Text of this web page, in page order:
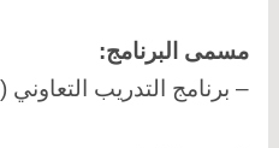
مسمى البرنامج:
– برنامج التدريب التعاوني (COOP Program).